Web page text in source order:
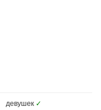
девушек ✓